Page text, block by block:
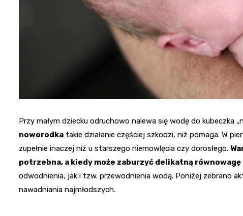
Przy małym dziecku odruchowo nalewa się wodę do kubeczka
noworodka takie działanie częściej szkodzi, niż pomaga. W
zupełnie inaczej niż u starszego niemowlęcia czy dorosłego.
potrzebna, a kiedy może zaburzyć delikatną
odwodnienia, jak i tzw. przewodnienia wodą. Poniżej zebrano
nawadniania najmłodszych.